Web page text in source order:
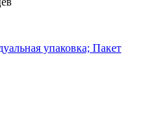
упаковка; Пакет